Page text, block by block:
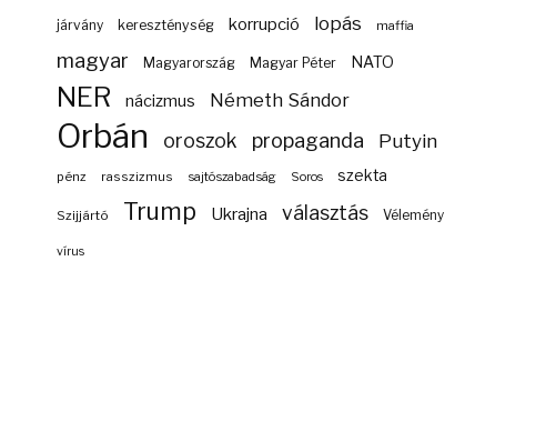
járvány kereszténység korrupció lopás maffia
magyar Magyarország Magyar Péter NATO
NER nácizmus Németh Sándor
Orbán oroszok propaganda Putyin
pénz rasszizmus sajtószabadság Soros szekta
Szijjártó Trump Ukrajna választás Vélemény
vírus